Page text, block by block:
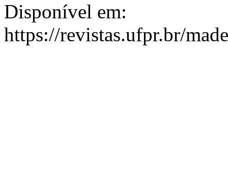
Disponível em:
https://revistas.ufpr.br/